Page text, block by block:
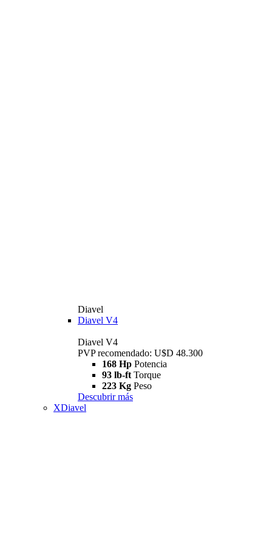
Diavel
Diavel V4
Diavel V4
PVP recomendado: U$D 48.300
168 Hp Potencia
93 lb-ft Torque
223 Kg Peso
Descubrir más
XDiavel